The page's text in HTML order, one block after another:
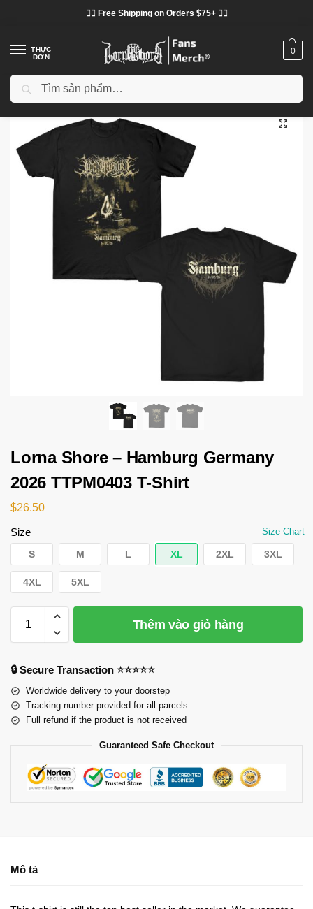
❤️‍🔥 Free Shipping on Orders $75+ ❤️‍🔥
THỰC
ĐƠN
0
Trang chủ / Cửa hàng / Lorna Shore vải
Lorna Shore – Hamburg Germany
2026 TTPM0403 T-Shirt
$26.50
Size Size Chart
S M L XL 2XL 3XL
4XL 5XL
Thêm vào giỏ hàng
🔒 Secure Transaction ⭐⭐⭐⭐⭐
Worldwide delivery to your doorstep
Tracking number provided for all parcels
Full refund if the product is not received
Guaranteed Safe Checkout
Mô tả